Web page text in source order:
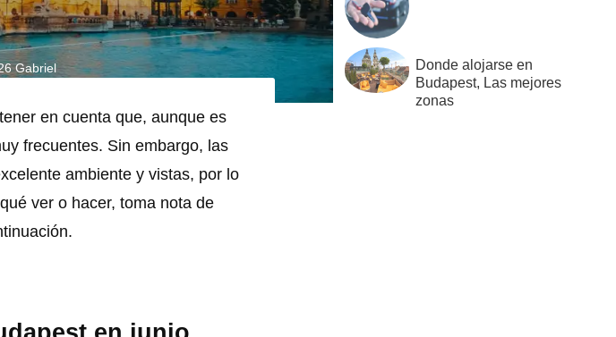
Gabriel
en cuenta que, aunque es
frecuentes. Sin embargo, las
ambiente y vistas, por lo
ver o hacer, toma nota de
Donde alojarse en
Budapest, Las mejores
zonas